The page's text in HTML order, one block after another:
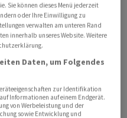
hiess es, Nvidia
die KI-
wider und
oder negative
die Stimmung
entscheidenden
Sie können dieses Menü jederzeit
oder Ihre Einwilligung zu
verwalten am unteren Rand
innerhalb unseres Website. Weitere
Daten, um Folgendes
zur Identifikation
Informationen auf einem Endgerät.
von Werbeleistung und der
sowie Entwicklung und